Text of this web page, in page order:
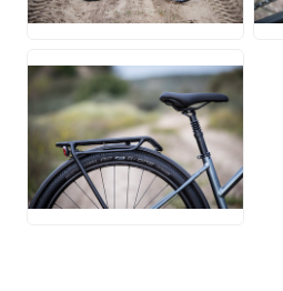
JPG
JPG